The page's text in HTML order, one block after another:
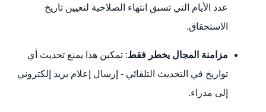
عدد الأيام التي تسبق انتهاء الصلاحية لتعيين تاريخ
الاستحقاق.
مزامنة المجال يخطر فقط: تمكين هذا يمنع تحديث أي
تواريخ في التحديث التلقائي - إرسال إعلام بريد إلكتروني
إلى مدراء.